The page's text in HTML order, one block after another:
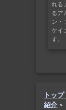
れる
るア
ン・
ケイ
す。
トップ
紹介 >